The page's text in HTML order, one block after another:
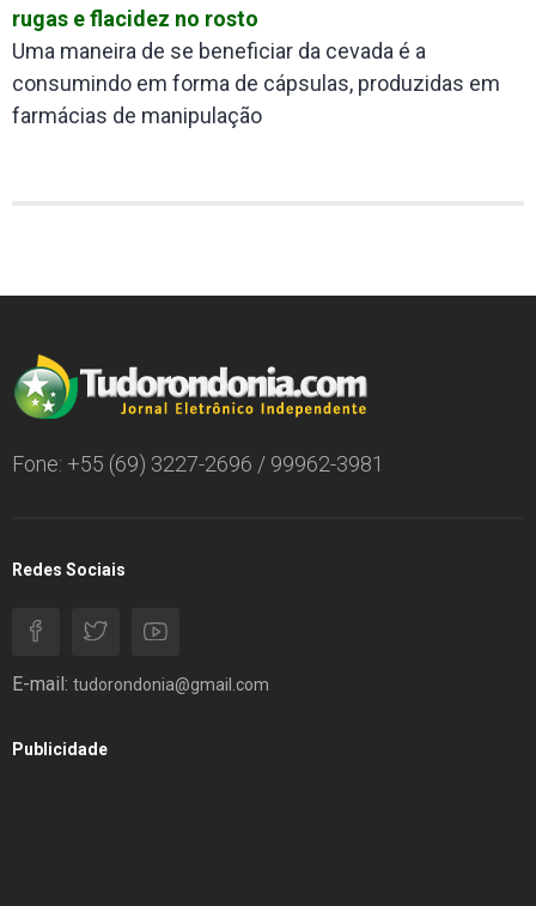
rugas e flacidez no rosto
Uma maneira de se beneficiar da cevada é a
consumindo em forma de cápsulas, produzidas em
farmácias de manipulação
Fone: +55 (69) 3227-2696 / 99962-3981
Redes Sociais
E-mail: tudorondonia@gmail.com
Publicidade